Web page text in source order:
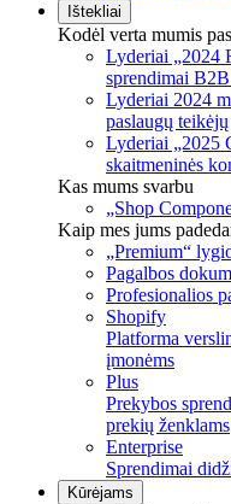
Ištekliai
Kodėl verta mumis
Lyderiai „2024
sprendimai
Lyderiai 2024
paslaugų
Lyderiai „2025
skaitmeninės
Kas mums svarbu
„Shop
Kaip mes jums
„Premium“
Pagalbos
Profesionalios
Shopify
Platforma
įmonėms
Plus
Prekybos
prekių ženklams
Enterprise
Sprendimai
Kūrėjams